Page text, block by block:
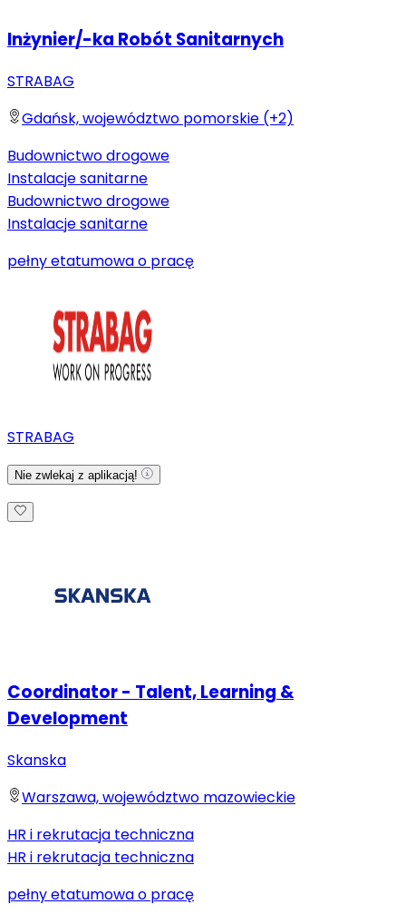
Inżynier/-ka Robót Sanitarnych
STRABAG
Gdańsk, województwo pomorskie (+2)
Budownictwo drogowe
Instalacje sanitarne
Budownictwo drogowe
Instalacje sanitarne
pełny etatumowa o pracę
STRABAG
Nie zwlekaj z aplikacją!
Coordinator - Talent, Learning &
Development
Skanska
Warszawa, województwo mazowieckie
HR i rekrutacja techniczna
HR i rekrutacja techniczna
pełny etatumowa o pracę